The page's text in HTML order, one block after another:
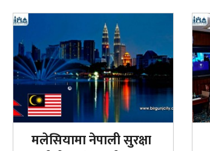
मलेसियामा नेपाली सुरक्षा